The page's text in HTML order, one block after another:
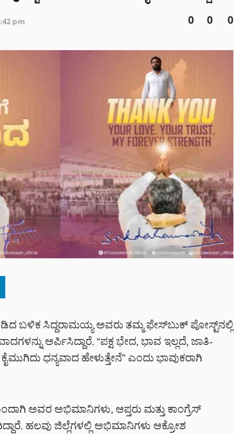
pm 0 0 0
ಬಳಿಕ ಸಿದ್ದರಾಮಯ್ಯ ಅವರು ತಮ್ಮ ಫೇಸ್‌ಬುಕ್ ಪೋಸ್ಟ್‌ನಲ್ಲಿ
ಅರ್ಪಿಸಿದ್ದಾರೆ. “ಪಕ್ಷ ಭೇದ, ಭಾವ ಇಲ್ಲದೆ, ಜಾತಿ-
ಧನ್ಯವಾದ ಹೇಳುತ್ತೇನೆ” ಎಂದು ಭಾವುಕರಾಗಿ
ಅವರ ಅಭಿಮಾನಿಗಳು, ಆಪ್ತರು ಮತ್ತು ಕಾಂಗ್ರೆಸ್
ಹಲವು ಜಿಲ್ಲೆಗಳಲ್ಲಿ ಅಭಿಮಾನಿಗಳು ಆಕ್ರೋಶ